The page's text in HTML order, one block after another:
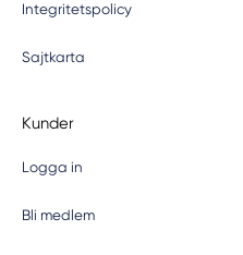
Integritetspolicy
Sajtkarta
Kunder
Logga in
Bli medlem